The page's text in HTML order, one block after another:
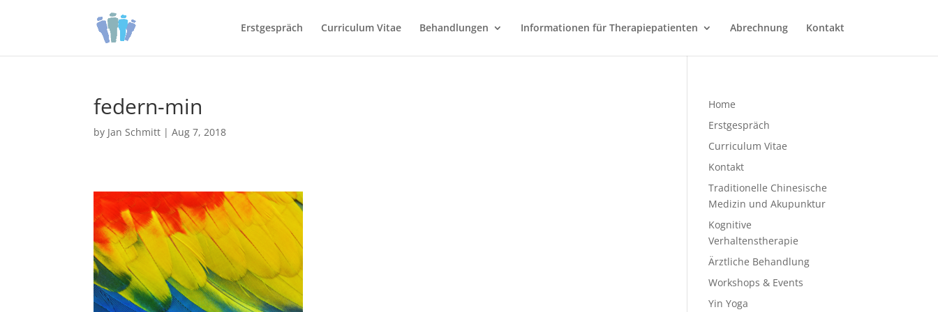
Erstgespräch Curriculum Vitae Behandlungen Informationen für Therapiepatienten Abrechnung Kontakt
federn-min
by Jan Schmitt |Aug 7, 2018
Home
Erstgespräch
Curriculum Vitae
Kontakt
Traditionelle Chinesische
Medizin und Akupunktur
Kognitive
Verhaltenstherapie
Ärztliche Behandlung
Workshops & Events
Yin Yoga